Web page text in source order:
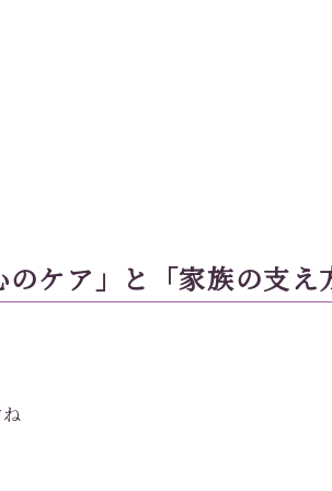
ケア」と「家族の支え